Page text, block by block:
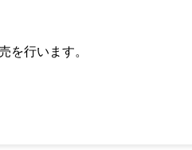
を行います。